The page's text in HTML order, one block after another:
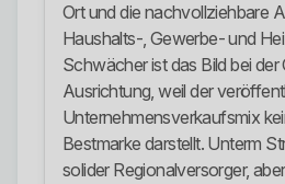
Ort und die nachvollziehbare
Haushalts-, Gewerbe- und
Schwächer ist das Bild bei
Ausrichtung, weil der
Unternehmensverkaufsmix
Bestmarke darstellt. Unterm
solider Regionalversorger,